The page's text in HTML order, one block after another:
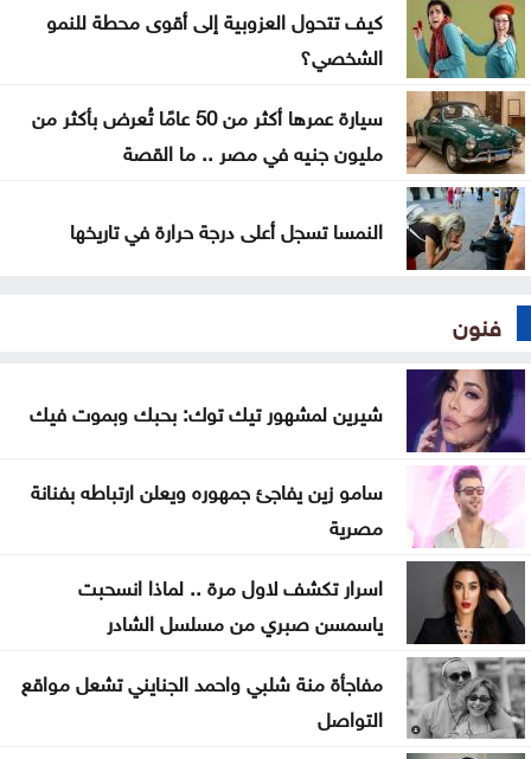
كيف تتحول العزوبية إلى أقوى محطة للنمو
الشخصي؟
سيارة عمرها أكثر من 50 عامًا تُعرض بأكثر من
مليون جنيه في مصر .. ما القصة
النمسا تسجل أعلى درجة حرارة في تاريخها
فنون
شيرين لمشهور تيك توك: بحبك وبموت فيك
سامو زين يفاجئ جمهوره ويعلن ارتباطه بفنانة
مصرية
اسرار تكشف لاول مرة .. لماذا انسحبت
ياسمسن صبري من مسلسل الشادر
مفاجأة منة شلبي واحمد الجنايني تشعل مواقع
التواصل